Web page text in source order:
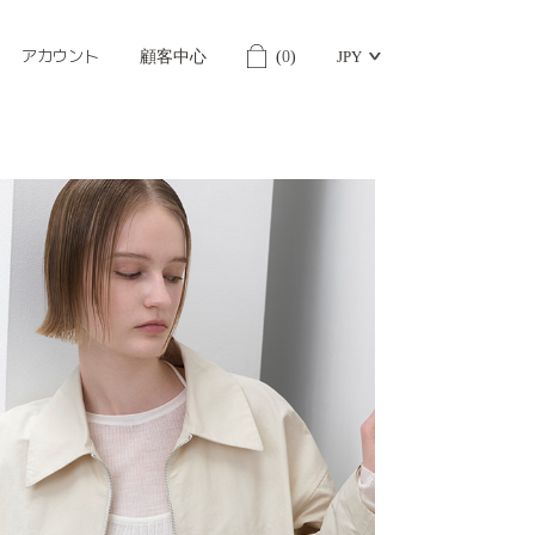
アカウント 顧客中心 (0) JPY